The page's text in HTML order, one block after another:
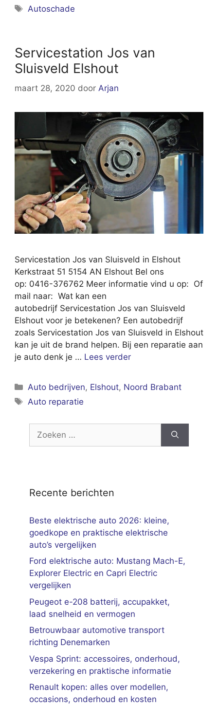
Tags
Autoschade
Servicestation Jos van
Sluisveld Elshout
maart 28, 2020 door Arjan
Servicestation Jos van Sluisveld in Elshout
Kerkstraat 51 5154 AN Elshout Bel ons
op: 0416-376762 Meer informatie vind u op: Of
mail naar: Wat kan een
autobedrijf Servicestation Jos van Sluisveld
Elshout voor je betekenen? Een autobedrijf
zoals Servicestation Jos van Sluisveld in Elshout
kan je uit de brand helpen. Bij een reparatie aan
je auto denk je … Lees verder
Categorieën
Auto bedrijven, Elshout, Noord Brabant
Tags
Auto reparatie
naar:
Recente berichten
Beste elektrische auto 2026: kleine,
goedkope en praktische elektrische
auto’s vergelijken
Ford elektrische auto: Mustang Mach-E,
Explorer Electric en Capri Electric
vergelijken
Peugeot e-208 batterij, accupakket,
laad snelheid en vermogen
Betrouwbaar automotive transport
richting Denemarken
Vespa Sprint: accessoires, onderhoud,
verzekering en praktische informatie
Renault kopen: alles over modellen,
occasions, onderhoud en kosten